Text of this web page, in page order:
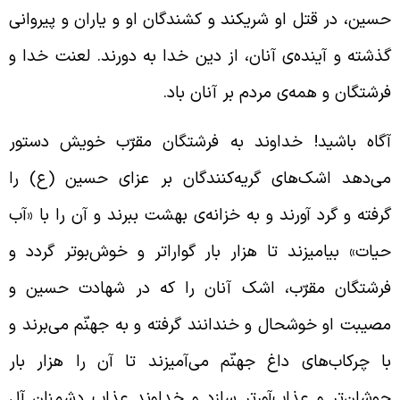
در قتل او شریکند و کشندگان او و یاران و پیروانی
و آینده‌ی آنان، از دین خدا به دورند. لعنت خدا و
و همه‌ی مردم بر آنان باد.
باشید! خداوند به فرشتگان مقرّب خویش دستور
اشک‌های گریه‌کنندگان بر عزای حسین (ع) را
و گرد آورند و به خزانه‌ی بهشت ببرند و آن را با «آب
بیامیزند تا هزار بار گواراتر و خوش‌بوتر گردد و
مقرّب، اشک آنان را که در شهادت حسین و
او خوشحال و خندانند گرفته و به جهنّم می‌برند و
چرکاب‌های داغ جهنّم می‌آمیزند تا آن را هزار بار